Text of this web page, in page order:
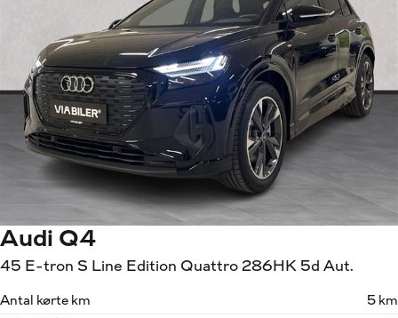
Audi Q4
45 E-tron S Line Edition Quattro 286HK 5d Aut.
Antal kørte km
5 km